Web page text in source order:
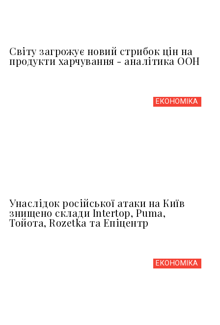
Світу загрожує новий стрибок цін на
продукти харчування - аналітика ООН
ЕКОНОМІКА
Унаслідок російської атаки на Київ
знищено склади Intertop, Puma,
Тойота, Rozetka та Епіцентр
ЕКОНОМІКА